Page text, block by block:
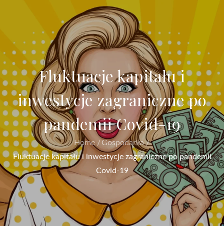
Fluktuacje kapitału i
inwestycje zagraniczne po
pandemii Covid-19
Home
Gospodarka
Fluktuacje kapitału i inwestycje zagraniczne po pandemii
Covid-19